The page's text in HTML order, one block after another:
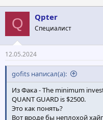
Q Qpter
Специалист
12.05.2024
gofits написал(а):
Из Фака - The minimum
QUANT GUARD is $2500.
Это как понять?
Вот вроде бы неплохой